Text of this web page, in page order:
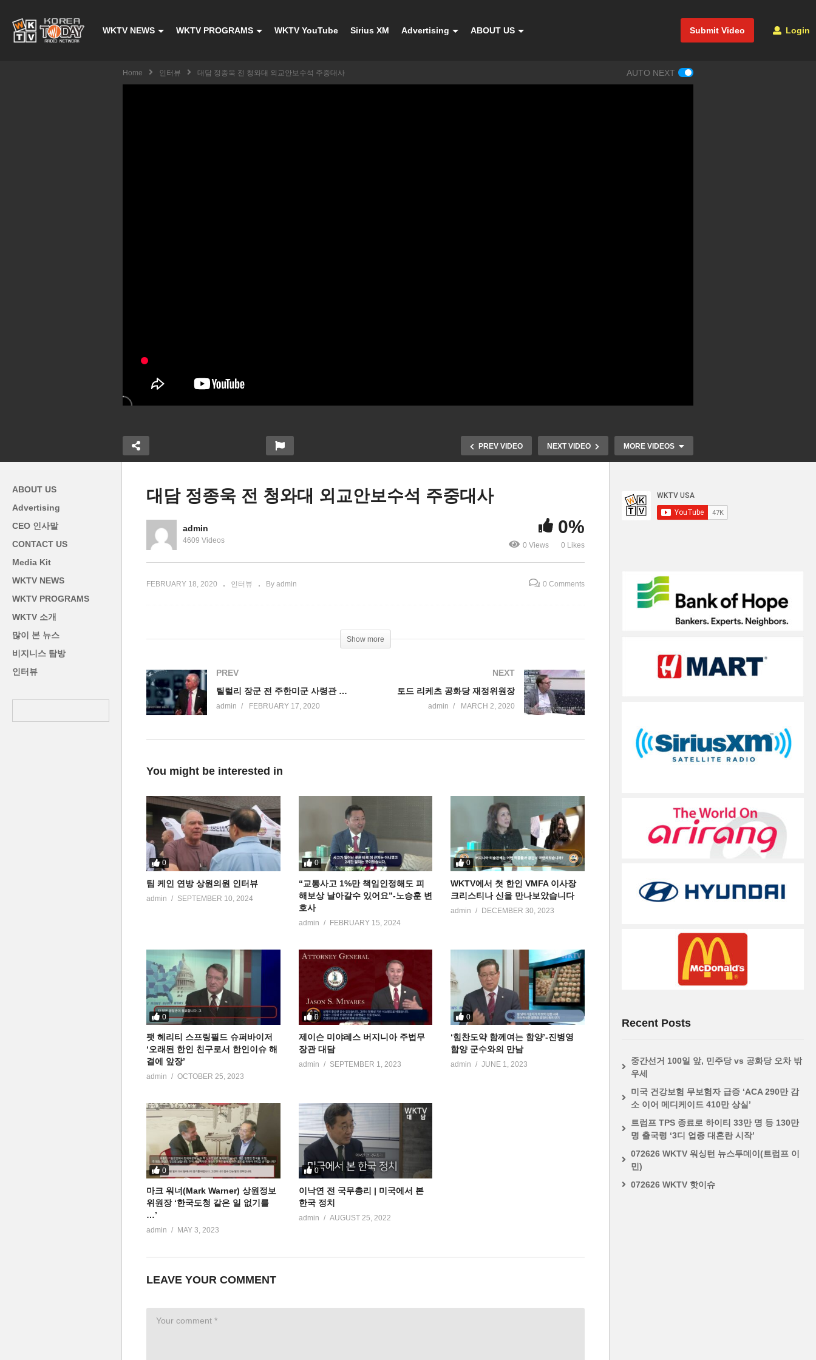
Submit Video Login
WKTV NEWS WKTV PROGRAMS WKTV YouTube Sirius XM Advertising ABOUT US
Home 인터뷰 대담 정종욱 전 청와대 외교안보수석 주중대사 AUTO NEXT
PREV VIDEO NEXT VIDEO MORE VIDEOS
[WKTV 대담] 전 주한미군 사
령관 존 틸럴리 한국전 참전 기
념 재단 이사장
ABOUT US
Advertising
CEO 인사말
CONTACT US
Media Kit
WKTV NEWS
WKTV PROGRAMS
WKTV 소개
많이 본 뉴스
비지니스 탐방
인터뷰
대담 정종욱 전 청와대 외교안보수석 주중대사
admin
4609 Videos
0%
0 Views 0 Likes
FEBRUARY 18, 2020 인터뷰 By admin 0 Comments
Show more
PREV
틸럴리 장군 전 주한미군 사령관 새해 한반도 안보 대담
admin FEBRUARY 17, 2020
NEXT
토드 리케츠 공화당 재정위원장
admin MARCH 2, 2020
You might be interested in
0
팀 케인 연방 상원의원 인터뷰
admin SEPTEMBER 10, 2024
0
“교통사고 1%만 책임인정해도 피
해보상 날아갈수 있어요”-노승훈 변
호사
admin FEBRUARY 15, 2024
0
WKTV에서 첫 한인 VMFA 이사장
크리스티나 신을 만나보았습니다
admin DECEMBER 30, 2023
0
팻 헤리티 스프링필드 슈퍼바이저
‘오래된 한인 친구로서 한인이슈 해
결에 앞장’
admin OCTOBER 25, 2023
0
제이슨 미야레스 버지니아 주법무
장관 대담
admin SEPTEMBER 1, 2023
0
‘힘찬도약 함께여는 함양’-진병영
함양 군수와의 만남
admin JUNE 1, 2023
0
마크 워너(Mark Warner) 상원정보
위원장 ‘한국도청 같은 일 없기를
…’
admin MAY 3, 2023
0
이낙연 전 국무총리 | 미국에서 본
한국 정치
admin AUGUST 25, 2022
LEAVE YOUR COMMENT
Recent Posts
중간선거 100일 앞, 민주당 vs 공화당 오차 밖
우세
미국 건강보험 무보험자 급증 ‘ACA 290만 감
소 이어 메디케이드 410만 상실’
트럼프 TPS 종료로 하이티 33만 명 등 130만
명 출국령 ‘3디 업종 대혼란 시작’
072626 WKTV 워싱턴 뉴스투데이(트럼프 이
민)
072626 WKTV 핫이슈